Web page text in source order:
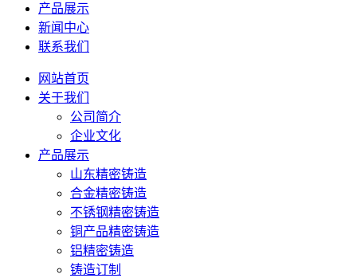
产品展示
新闻中心
联系我们
网站首页
关于我们
公司简介
企业文化
产品展示
山东精密铸造
合金精密铸造
不锈钢精密铸造
铜产品精密铸造
铝精密铸造
铸造订制